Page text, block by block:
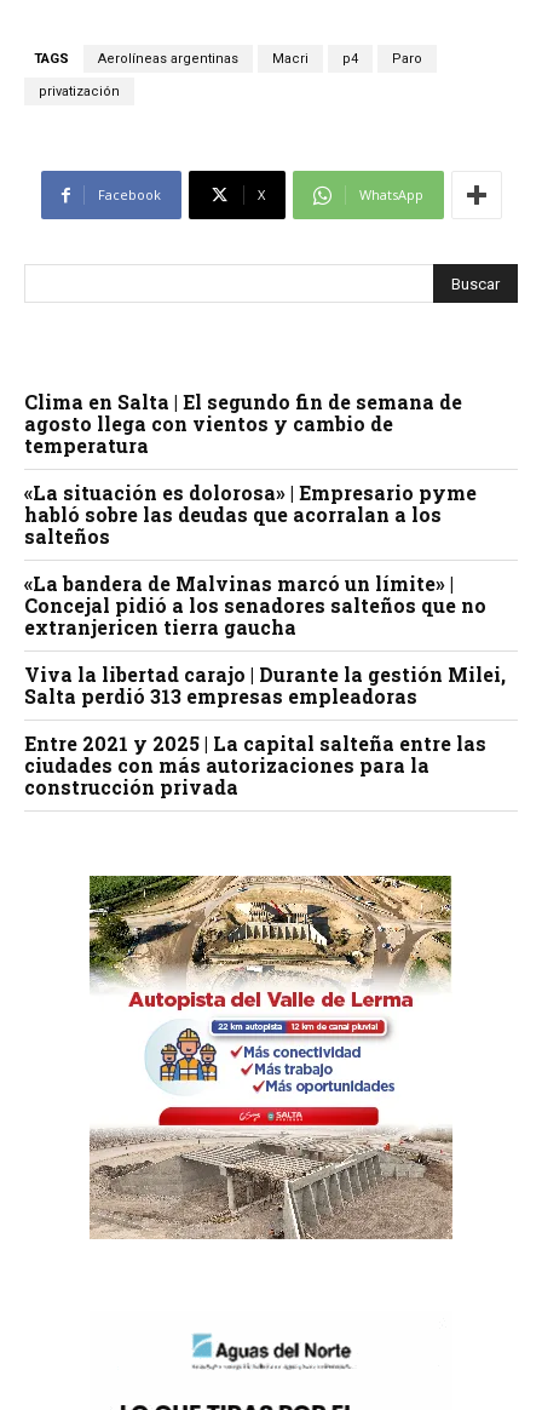
TAGS Aerolíneas argentinas Macri p4 Paro
privatización
Facebook X WhatsApp
Clima en Salta | El segundo fin de semana de
agosto llega con vientos y cambio de
temperatura
«La situación es dolorosa» | Empresario pyme
habló sobre las deudas que acorralan a los
salteños
«La bandera de Malvinas marcó un límite» |
Concejal pidió a los senadores salteños que no
extranjericen tierra gaucha
Viva la libertad carajo | Durante la gestión Milei,
Salta perdió 313 empresas empleadoras
Entre 2021 y 2025 | La capital salteña entre las
ciudades con más autorizaciones para la
construcción privada